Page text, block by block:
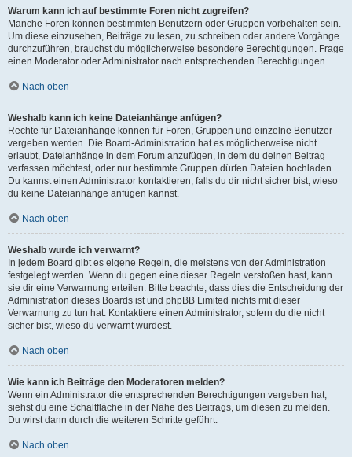
Warum kann ich auf bestimmte Foren nicht zugreifen?
Manche Foren können bestimmten Benutzern oder Gruppen vorbehalten sein.
Um diese einzusehen, Beiträge zu lesen, zu schreiben oder andere Vorgänge
durchzuführen, brauchst du möglicherweise besondere Berechtigungen. Frage
einen Moderator oder Administrator nach entsprechenden Berechtigungen.
Nach oben
Weshalb kann ich keine Dateianhänge anfügen?
Rechte für Dateianhänge können für Foren, Gruppen und einzelne Benutzer
vergeben werden. Die Board-Administration hat es möglicherweise nicht
erlaubt, Dateianhänge in dem Forum anzufügen, in dem du deinen Beitrag
verfassen möchtest, oder nur bestimmte Gruppen dürfen Dateien hochladen.
Du kannst einen Administrator kontaktieren, falls du dir nicht sicher bist, wieso
du keine Dateianhänge anfügen kannst.
Nach oben
Weshalb wurde ich verwarnt?
In jedem Board gibt es eigene Regeln, die meistens von der Administration
festgelegt werden. Wenn du gegen eine dieser Regeln verstoßen hast, kann
sie dir eine Verwarnung erteilen. Bitte beachte, dass dies die Entscheidung der
Administration dieses Boards ist und phpBB Limited nichts mit dieser
Verwarnung zu tun hat. Kontaktiere einen Administrator, sofern du die nicht
sicher bist, wieso du verwarnt wurdest.
Nach oben
Wie kann ich Beiträge den Moderatoren melden?
Wenn ein Administrator die entsprechenden Berechtigungen vergeben hat,
siehst du eine Schaltfläche in der Nähe des Beitrags, um diesen zu melden.
Du wirst dann durch die weiteren Schritte geführt.
Nach oben